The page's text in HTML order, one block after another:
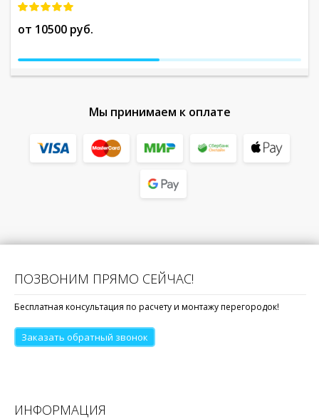
от 10500 руб.
Мы принимаем к оплате
ПОЗВОНИМ ПРЯМО СЕЙЧАС!
Бесплатная консультация по расчету и монтажу перегородок!
Заказать обратный звонок
ИНФОРМАЦИЯ